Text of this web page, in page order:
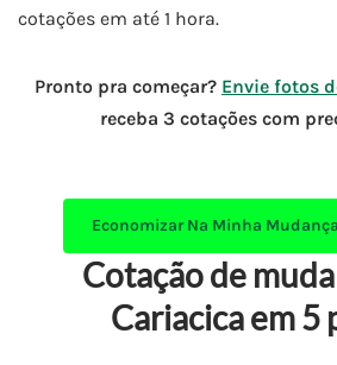
cotações em até 1 hora.
Pronto pra começar? Envie fotos
receba 3 cotações com
Economizar Na Minha
Cotação de
Cariacica em 5